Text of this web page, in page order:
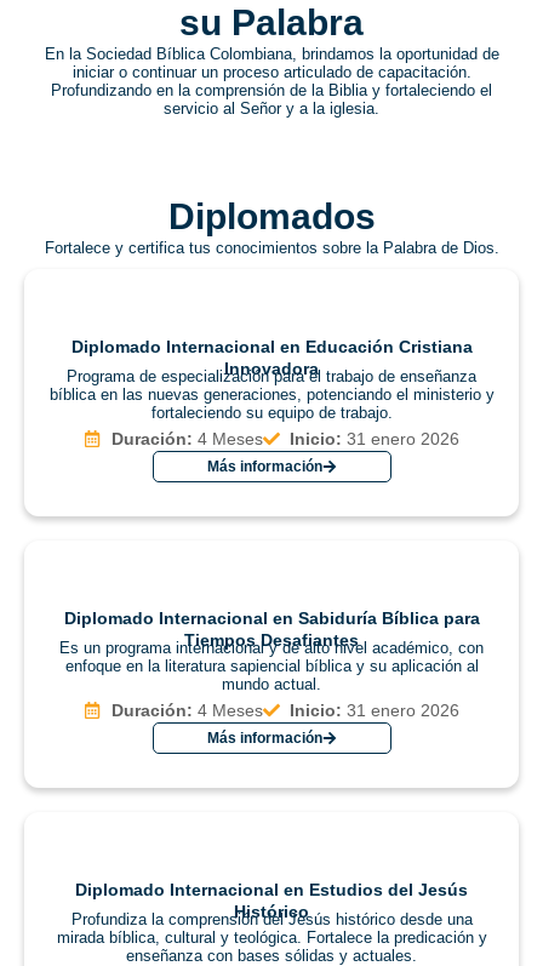
su Palabra
En la Sociedad Bíblica Colombiana, brindamos la oportunidad de
iniciar o continuar un proceso articulado de capacitación.
Profundizando en la comprensión de la Biblia y fortaleciendo el
servicio al Señor y a la iglesia.
Diplomados
Fortalece y certifica tus conocimientos sobre la Palabra de Dios.
Diplomado Internacional en Educación Cristiana
Innovadora
Programa de especialización para el trabajo de enseñanza
bíblica en las nuevas generaciones, potenciando el ministerio y
fortaleciendo su equipo de trabajo.
Duración: 4 Meses Inicio: 31 enero 2026
Más información
Diplomado Internacional en Sabiduría Bíblica para
Tiempos Desafiantes
Es un programa internacional y de alto nivel académico, con
enfoque en la literatura sapiencial bíblica y su aplicación al
mundo actual.
Duración: 4 Meses Inicio: 31 enero 2026
Más información
Diplomado Internacional en Estudios del Jesús
Histórico
Profundiza la comprensión del Jesús histórico desde una
mirada bíblica, cultural y teológica. Fortalece la predicación y
enseñanza con bases sólidas y actuales.